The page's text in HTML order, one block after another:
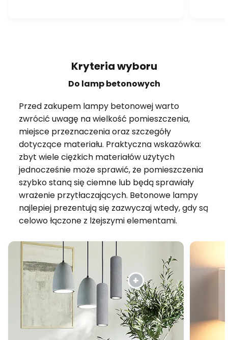
Kryteria wyboru
Do lamp betonowych
Przed zakupem lampy betonowej warto
zwrócić uwagę na wielkość pomieszczenia,
miejsce przeznaczenia oraz szczegóły
dotyczące materiału. Praktyczna wskazówka:
zbyt wiele ciężkich materiałów użytych
jednocześnie może sprawić, że pomieszczenia
szybko staną się ciemne lub będą sprawiały
wrażenie przytłaczających. Betonowe lampy
najlepiej prezentują się zazwyczaj wtedy, gdy są
celowo łączone z lżejszymi elementami.